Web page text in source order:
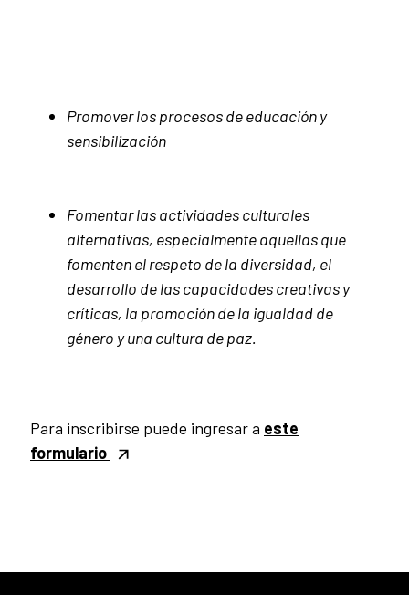
Promover los procesos de educación y
sensibilización
Fomentar las actividades culturales
alternativas, especialmente aquellas que
fomenten el respeto de la diversidad, el
desarrollo de las capacidades creativas y
críticas, la promoción de la igualdad de
género y una cultura de paz.
Para inscribirse puede ingresar a este
formulario